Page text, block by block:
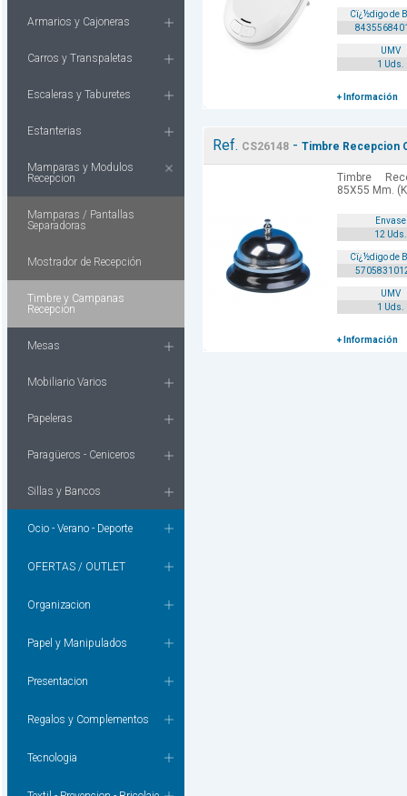
Armarios y Cajoneras
Carros y Transpaletas
Escaleras y Taburetes
Estanterias
Mamparas y Modulos
Recepcion
Mamparas / Pantallas
Separadoras
Mostrador de Recepción
Timbre y Campanas
Recepcion
Mesas
Mobiliario Varios
Papeleras
Paragüeros - Ceniceros
Sillas y Bancos
Ocio - Verano - Deporte
OFERTAS / OUTLET
Organizacion
Papel y Manipulados
Presentacion
Regalos y Complementos
Tecnologia
Cï¿½digo de
UMV
1 Uds.
+ Información
Ref. CS26148- Timbre Recepcion
Timbre
85X55 Mm.
Envase
12 Uds.
Cï¿½digo de
UMV
1 Uds.
+ Información